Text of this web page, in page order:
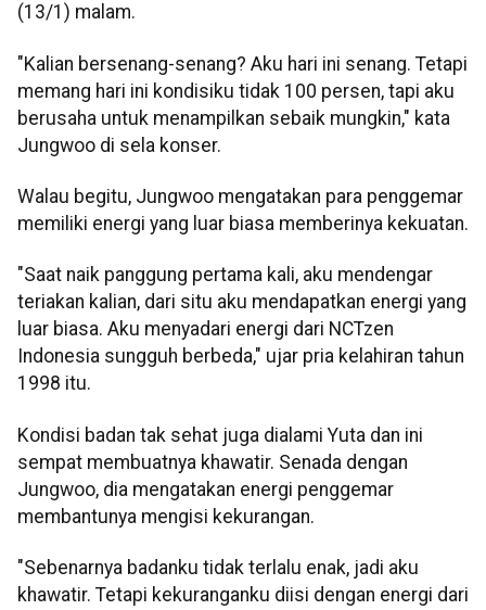
(13/1) malam.
"Kalian bersenang-senang? Aku hari ini senang. Tetapi
memang hari ini kondisiku tidak 100 persen, tapi aku
berusaha untuk menampilkan sebaik mungkin," kata
Jungwoo di sela konser.
Walau begitu, Jungwoo mengatakan para penggemar
memiliki energi yang luar biasa memberinya kekuatan.
"Saat naik panggung pertama kali, aku mendengar
teriakan kalian, dari situ aku mendapatkan energi yang
luar biasa. Aku menyadari energi dari NCTzen
Indonesia sungguh berbeda," ujar pria kelahiran tahun
1998 itu.
Kondisi badan tak sehat juga dialami Yuta dan ini
sempat membuatnya khawatir. Senada dengan
Jungwoo, dia mengatakan energi penggemar
membantunya mengisi kekurangan.
"Sebenarnya badanku tidak terlalu enak, jadi aku
khawatir. Tetapi kekuranganku diisi dengan energi dari